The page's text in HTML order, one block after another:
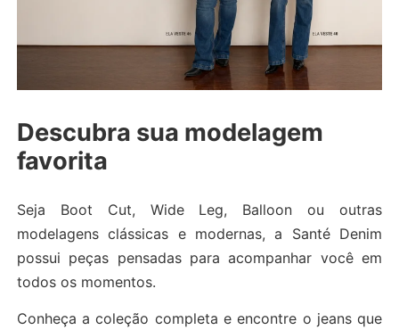
Descubra sua modelagem
favorita
Seja Boot Cut, Wide Leg, Balloon ou outras
modelagens clássicas e modernas, a Santé Denim
possui peças pensadas para acompanhar você em
todos os momentos.
Conheça a coleção completa e encontre o jeans que